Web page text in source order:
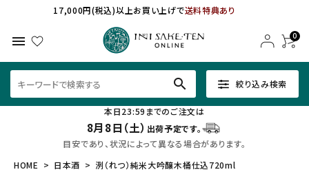
17,000円(税込)以上お買い上げで送料特典あり
menu 0
絞り込み検索
search
本日23:59までのご注文は
8月8日（土） 出荷予定です。
目安であり、状況によって異なる場合があります。
HOME
日本酒 洌（れつ）純米大吟醸木桶仕込720ml